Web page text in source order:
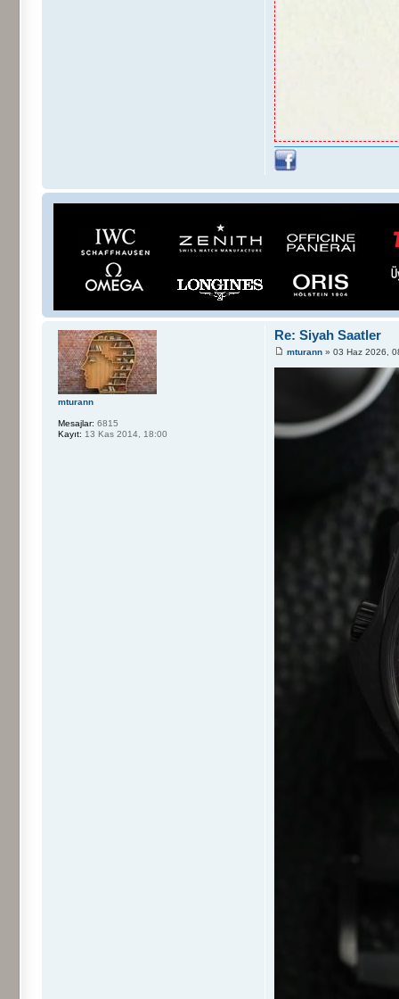
Re: Siyah Saatler
mturann » 03 Haz 2026,
mturann
Mesajlar: 6815
Kayıt: 13 Kas 2014, 18:00